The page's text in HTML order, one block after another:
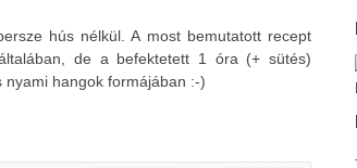
hús nélkül. A most bemutatott recept
de a befektetett 1 óra (+ sütés)
hangok formájában :-)